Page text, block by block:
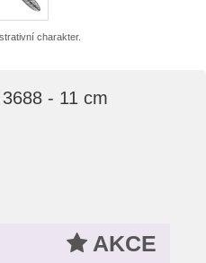
charakter.
- 11 cm
AKCE